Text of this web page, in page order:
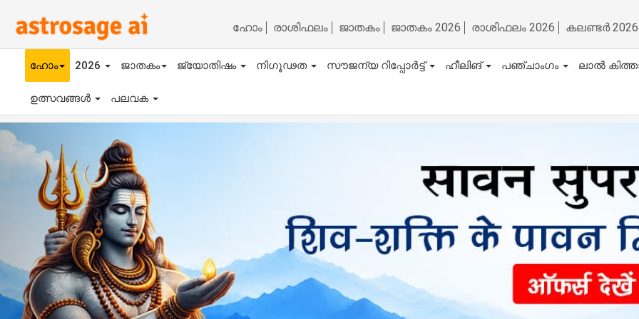
ഹോം രാശിഫലം ജാതകം ജാതകം 2026 രാശിഫലം 2026 കലണ്ടർ 2026
ഹോം 2026 ജാതകം ജ്യോതിഷം നിഗൂഢത സൗജന്യ റിപ്പോർട്ട് ഹീലിങ് പഞ്ചാംഗം ലാൽ
ഉത്സവങ്ങൾ പലവക
Previous